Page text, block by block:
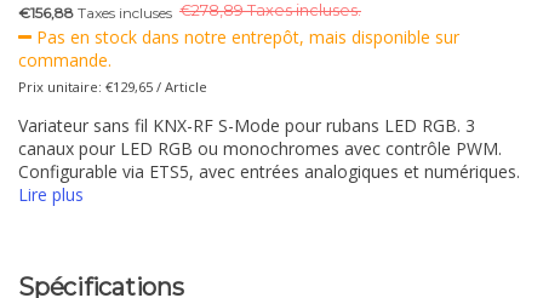
€156,88 Taxes incluses €278,89 Taxes incluses.
Pas en stock dans notre entrepôt, mais disponible sur
commande.
Prix unitaire: €129,65 / Article
Variateur sans fil KNX-RF S-Mode pour rubans LED RGB. 3
canaux pour LED RGB ou monochromes avec contrôle PWM.
Configurable via ETS5, avec entrées analogiques et numériques.
Lire plus
Spécifications